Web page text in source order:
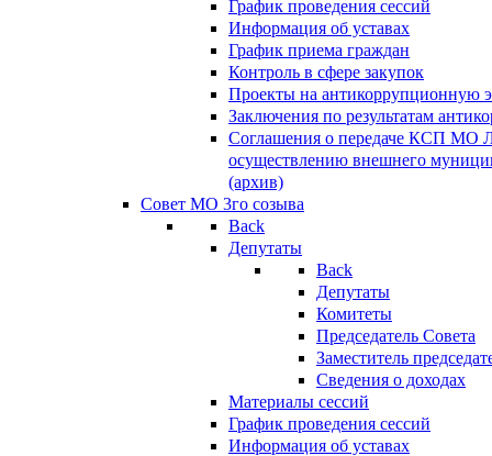
График проведения сессий
Информация об уставах
График приема граждан
Контроль в сфере закупок
Проекты на антикоррупционную
Заключения по результатам
Соглашения о передаче КСП МО
осуществлению внешнего
(архив)
Совет МО 3го созыва
Back
Депутаты
Back
Депутаты
Комитеты
Председатель Совета
Заместитель
Сведения о доходах
Материалы сессий
График проведения сессий
Информация об уставах